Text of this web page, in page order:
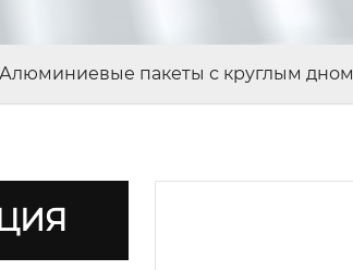
Алюминиевые пакеты с круглым дном